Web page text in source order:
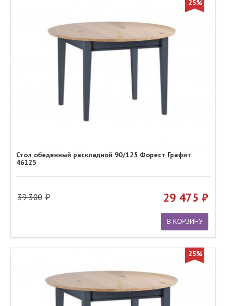
25%
Стол обеденный раскладной 90/125 Форест Графит
46125
39 300 29 475
В КОРЗИНУ
25%